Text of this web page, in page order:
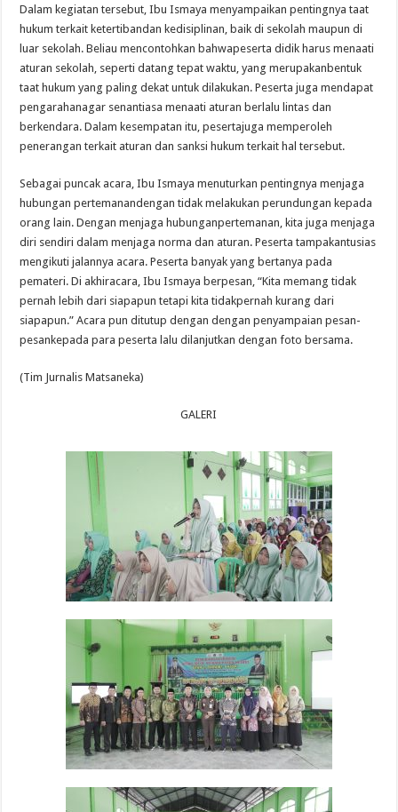
Dalam kegiatan tersebut, Ibu Ismaya menyampaikan pentingnya taat
hukum terkait ketertibandan kedisiplinan, baik di sekolah maupun di
luar sekolah. Beliau mencontohkan bahwapeserta didik harus menaati
aturan sekolah, seperti datang tepat waktu, yang merupakanbentuk
taat hukum yang paling dekat untuk dilakukan. Peserta juga mendapat
pengarahanagar senantiasa menaati aturan berlalu lintas dan
berkendara. Dalam kesempatan itu, pesertajuga memperoleh
penerangan terkait aturan dan sanksi hukum terkait hal tersebut.
Sebagai puncak acara, Ibu Ismaya menuturkan pentingnya menjaga
hubungan pertemanandengan tidak melakukan perundungan kepada
orang lain. Dengan menjaga hubunganpertemanan, kita juga menjaga
diri sendiri dalam menjaga norma dan aturan. Peserta tampakantusias
mengikuti jalannya acara. Peserta banyak yang bertanya pada
pemateri. Di akhiracara, Ibu Ismaya berpesan, “Kita memang tidak
pernah lebih dari siapapun tetapi kita tidakpernah kurang dari
siapapun.” Acara pun ditutup dengan dengan penyampaian pesan-
pesankepada para peserta lalu dilanjutkan dengan foto bersama.
(Tim Jurnalis Matsaneka)
GALERI